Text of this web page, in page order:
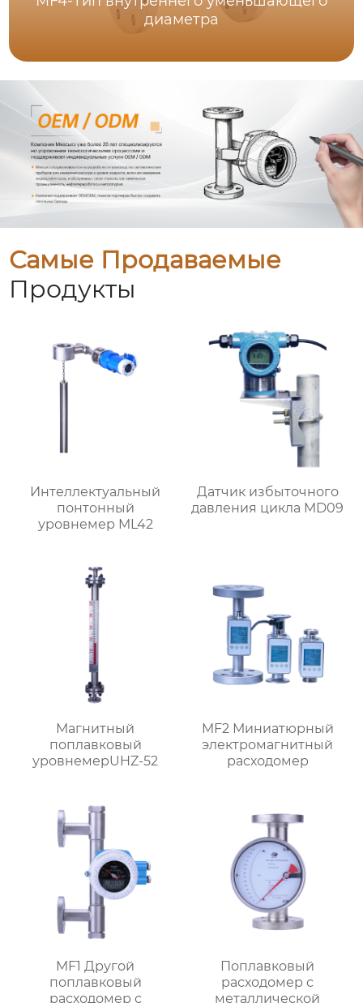
диаметра
Самые Продаваемые
Продукты
Интеллектуальный
понтонный
уровнемер ML42
Датчик избыточного
давления цикла MD09
Магнитный
поплавковый
уровнемерUHZ-52
MF2 Миниатюрный
электромагнитный
расходомер
MF1 Другой
поплавковый
расходомер с
Поплавковый
расходомер с
металлической